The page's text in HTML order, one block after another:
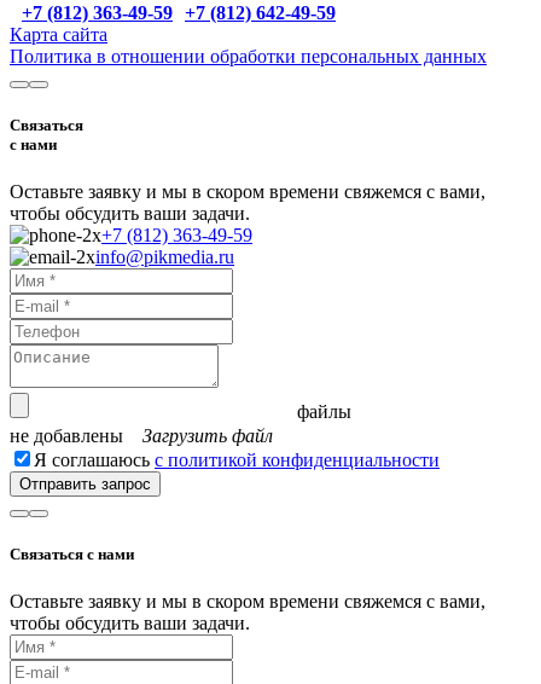
+7 (812) 363-49-59 +7 (812) 642-49-59
Карта сайта
Политика в отношении обработки персональных данных
Связаться
с нами
Оставьте заявку и мы в скором времени свяжемся с вами,
чтобы обсудить ваши задачи.
+7 (812) 363-49-59
info@pikmedia.ru
файлы
не добавлены
Загрузить файл
Я соглашаюсь с политикой конфиденциальности
Отправить запрос
Связаться с нами
Оставьте заявку и мы в скором времени свяжемся с вами,
чтобы обсудить ваши задачи.